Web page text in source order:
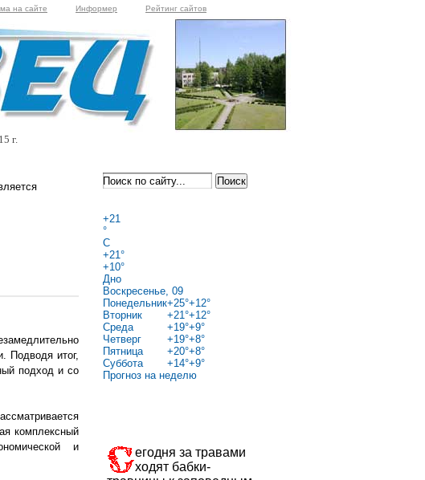
на сайте Информер Рейтинг сайтов
г.
Подводя итог,
подход и со
комплексный
и
+21
°
C
+21°
+10°
Дно
Воскресенье, 09
Понедельник+25°+12°
Вторник
+21°+12°
Среда
+19°+9°
Четверг
+19°+8°
Пятница
+20°+8°
Суббота
+14°+9°
Прогноз на неделю
егодня за травами
ходят бабки-